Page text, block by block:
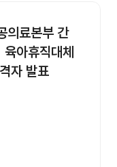
의료본부 간
아휴직대체
자 발표